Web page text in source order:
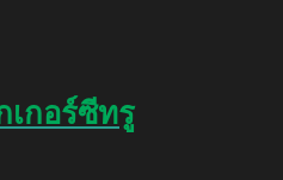
กอร์ซีทรู